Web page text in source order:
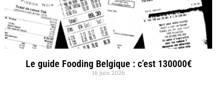
Le guide Fooding Belgique : c’est 130000€
16 juin 2026